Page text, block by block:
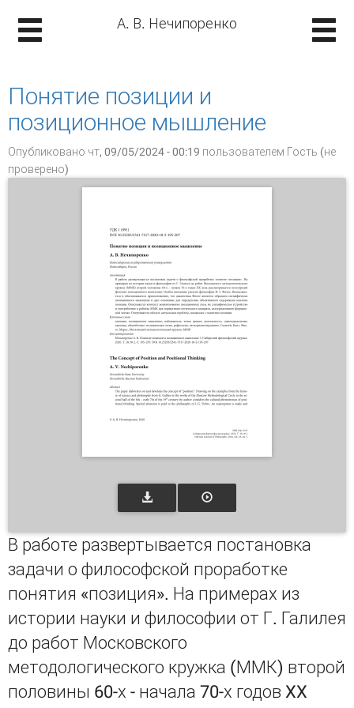
А. В. Нечипоренко
Понятие позиции и
позиционное мышление
Опубликовано чт, 09/05/2024 - 00:19 пользователем Гость (не
проверено)
В работе развертывается постановка
задачи о философской проработке
понятия «позиция». На примерах из
истории науки и философии от Г. Галилея
до работ Московского
методологического кружка (ММК) второй
половины 60-х - начала 70-х годов XX